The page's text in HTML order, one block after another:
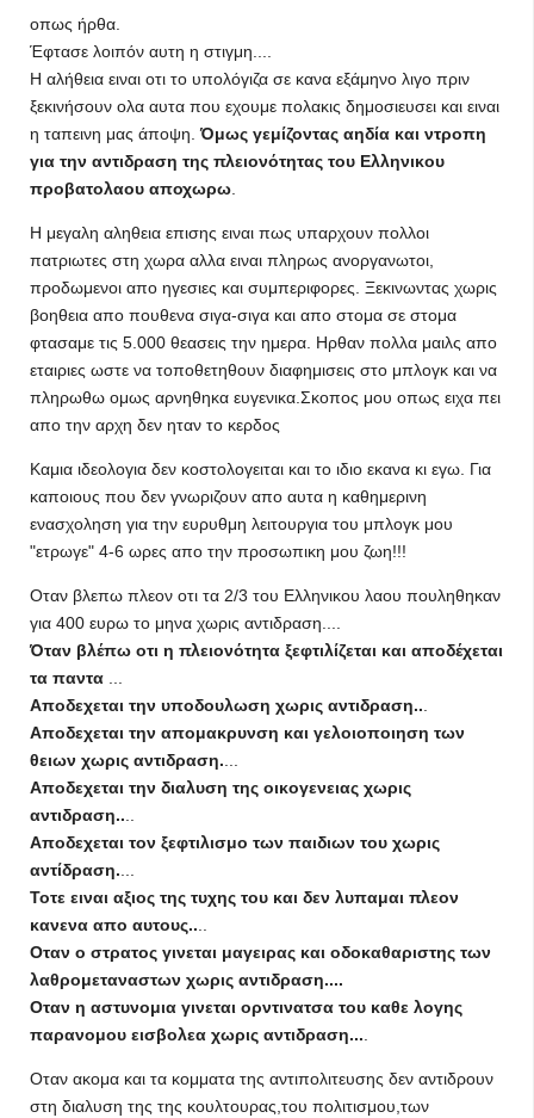
οπως ήρθα.
Έφτασε λοιπόν αυτη η στιγμη....
Η αλήθεια ειναι οτι το υπολόγιζα σε κανα εξάμηνο λιγο πριν
ξεκινήσουν ολα αυτα που εχουμε πολακις δημοσιευσει και ειναι
η ταπεινη μας άποψη.Όμως γεμίζοντας αηδία και ντροπη
για την αντιδραση της πλειονότητας του Ελληνικου
προβατολαου αποχωρω
Η μεγαλη αληθεια επισης ειναι πως υπαρχουν πολλοι
πατριωτες στη χωρα αλλα ειναι πληρως ανοργανωτοι,
προδωμενοι απο ηγεσιες και συμπεριφορες. Ξεκινωντας χωρις
βοηθεια απο πουθενα σιγα-σιγα και απο στομα σε στομα
φτασαμε τις 5.000 θεασεις την ημερα. Ηρθαν πολλα μαιλς απο
εταιριες ωστε να τοποθετηθουν διαφημισεις στο μπλογκ και να
πληρωθω ομως αρνηθηκα ευγενικα.Σκοπος μου οπως ειχα πει
απο την αρχη δεν ηταν το κερδος
Καμια ιδεολογια δεν κοστολογειται και το ιδιο εκανα κι εγω. Για
καποιους που δεν γνωριζουν απο αυτα η καθημερινη
ενασχοληση για την ευρυθμη λειτουργια του μπλογκ μου
"ετρωγε" 4-6 ωρες απο την προσωπικη μου ζωη!!!
Οταν βλεπω πλεον οτι τα 2/3 του Ελληνικου λαου πουληθηκαν
για 400 ευρω το μηνα χωρις αντιδραση....
Όταν βλέπω οτι η πλειονότητα ξεφτιλίζεται και αποδέχεται
τα παντα
Αποδεχεται την υποδουλωση χωρις αντιδραση..
Αποδεχεται την απομακρυνση και γελοιοποιηση των
θειων χωρις αντιδραση.
Αποδεχεται την διαλυση της οικογενειας χωρις
αντιδραση..
Αποδεχεται τον ξεφτιλισμο των παιδιων του χωρις
αντίδραση.
Τοτε ειναι αξιος της τυχης του και δεν λυπαμαι πλεον
κανενα απο αυτους..
Οταν ο στρατος γινεται μαγειρας και οδοκαθαριστης των
λαθρομεταναστων χωρις αντιδραση....
Οταν η αστυνομια γινεται ορντινατσα του καθε λογης
παρανομου εισβολεα χωρις αντιδραση...
Οταν ακομα και τα κομματα της αντιπολιτευσης δεν αντιδρουν
στη διαλυση της της κουλτουρας,του πολιτισμου,των